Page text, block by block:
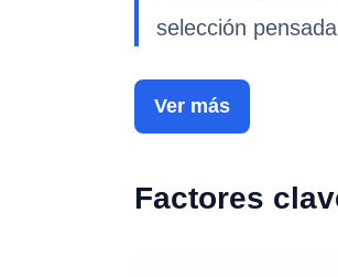
selección
Ver más
Factores